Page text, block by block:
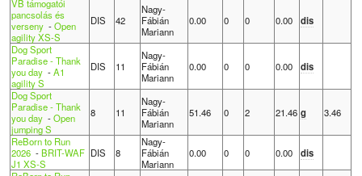
VB támogatói
pancsolás és
verseny -Open
agility XS-S
DIS 42
Nagy-
Fábián
Mariann
0.00 0 0 0.00 dis
Dog Sport
Paradise - Thank
you day-A1
agility S
DIS 11
Nagy-
Fábián
Mariann
0.00 0 0 0.00 dis
Dog Sport
Paradise - Thank
you day-Open
jumping S
8 11
Nagy-
Fábián
Mariann
51.46 0 2 21.46 g 3.46
ReBorn to Run
2026-BRIT-WAF
J1 XS-S
DIS 8
Nagy-
Fábián
Mariann
0.00 0 0 0.00
dis